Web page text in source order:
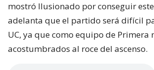
mostró Ilusionado por conseguir
adelanta que el partido será difícil
UC, ya que como equipo de Primera
acostumbrados al roce del ascenso.